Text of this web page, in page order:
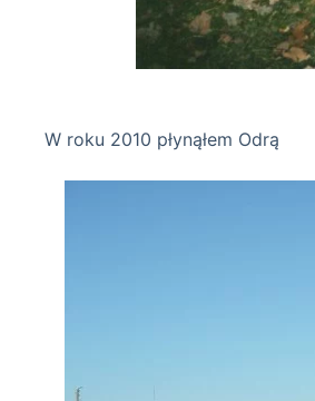
Nad
W roku 2010 płynąłem Odrą